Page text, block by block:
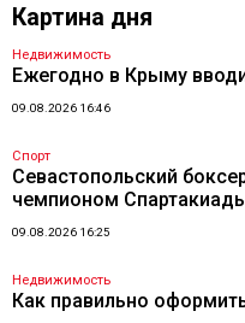
Картина дня
Недвижимость
Ежегодно в Крыму
09.08.2026 16:46
Спорт
Севастопольский
чемпионом
09.08.2026 16:25
Недвижимость
Как правильно